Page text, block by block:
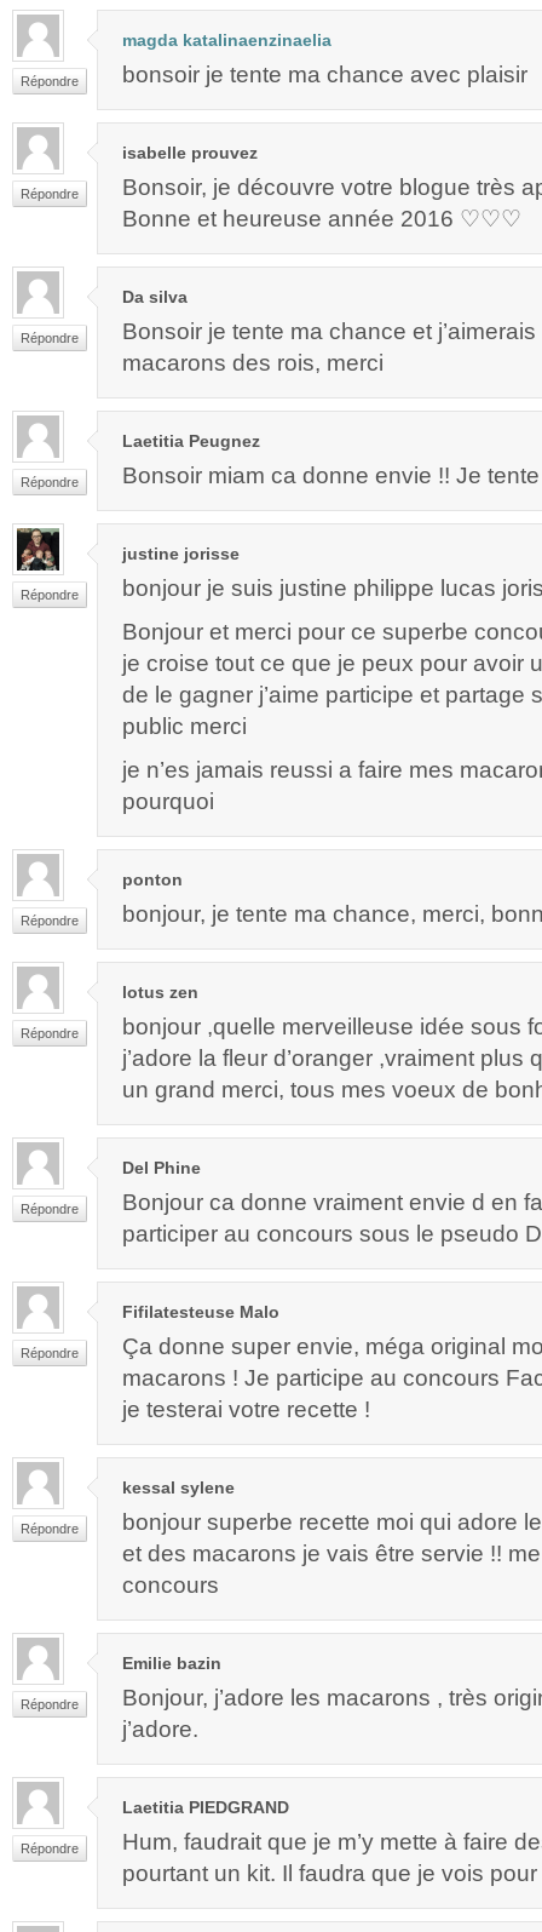
Répondre
magda katalinaenzinaelia
bonsoir je tente ma chance avec plaisir
Répondre
isabelle prouvez
Bonsoir, je découvre votre blogue très
Bonne et heureuse année 2016 ♡♡♡
Répondre
Da silva
Bonsoir je tente ma chance et
macarons des rois, merci
Répondre
Laetitia Peugnez
Bonsoir miam ca donne envie !! Je
Répondre
justine jorisse
bonjour je suis justine philippe lucas
Bonjour et merci pour ce superbe
je croise tout ce que je peux pour avoir
de le gagner j’aime participe et partage
public merci
je n’es jamais reussi a faire mes
pourquoi
Répondre
ponton
bonjour, je tente ma chance, merci,
Répondre
lotus zen
bonjour ,quelle merveilleuse idée sous
j’adore la fleur d’oranger ,vraiment plus
un grand merci, tous mes voeux de
Répondre
Del Phine
Bonjour ca donne vraiment envie d en
participer au concours sous le pseudo
Répondre
Fifilatesteuse Malo
Ça donne super envie, méga original
macarons ! Je participe au concours
je testerai votre recette !
Répondre
kessal sylene
bonjour superbe recette moi qui adore
et des macarons je vais être servie !!
concours
Répondre
Emilie bazin
Bonjour, j’adore les macarons , très
j’adore.
Répondre
Laetitia PIEDGRAND
Hum, faudrait que je m’y mette à faire
pourtant un kit. Il faudra que je vois